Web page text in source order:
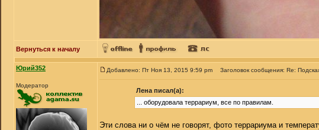
Вернуться к началу
Юрий352
Модератор
Добавлено: Пт Ноя 13, 2015 9:59 pm Заголовок сообщения: Re:
Лена писал(а):
... оборудовала террариум, все по правилам.
Эти слова ни о чём не говорят, фото террариума и